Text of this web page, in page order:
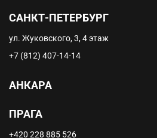
САНКТ-ПЕТЕРБУРГ
ул. Жуковского, 3, 4 этаж
+7 (812) 407-14-14
АНКАРА
ПРАГА
+420 228 885 526